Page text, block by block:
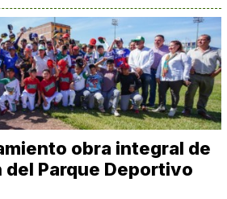
obra integral de
Parque Deportivo